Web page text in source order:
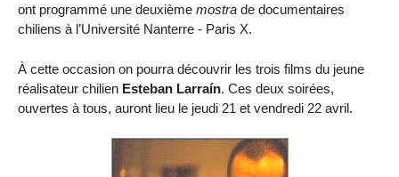
ont programmé une deuxième mostra de documentaires
chiliens à l’Université Nanterre - Paris X.
À cette occasion on pourra découvrir les trois films du jeune
réalisateur chilien Esteban Larraín. Ces deux soirées,
ouvertes à tous, auront lieu le jeudi 21 et vendredi 22 avril.